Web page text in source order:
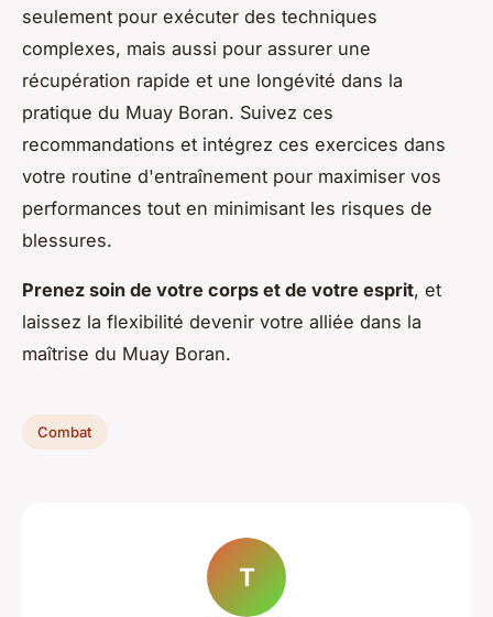
seulement pour exécuter des techniques
complexes, mais aussi pour assurer une
récupération rapide et une longévité dans la
pratique du Muay Boran. Suivez ces
recommandations et intégrez ces exercices dans
votre routine d'entraînement pour maximiser vos
performances tout en minimisant les risques de
blessures.
Prenez soin de votre corps et de votre esprit, et
laissez la flexibilité devenir votre alliée dans la
maîtrise du Muay Boran.
Combat
T